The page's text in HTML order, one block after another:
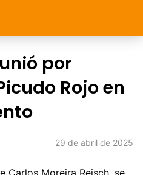
por
Rojo en
29 de abril de 2025